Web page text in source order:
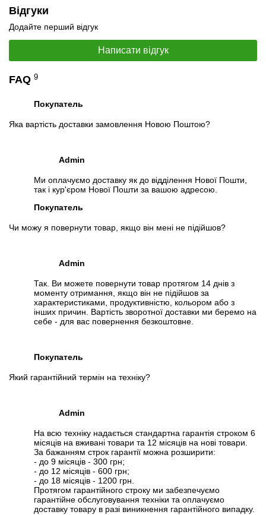
Слідкувати на Facebook
Відгуки
Додайте перший відгук
Написати відгук
FAQ 9
Покупатель
Яка вартість доставки замовлення Новою Поштою?
Admin
Ми оплачуємо доставку як до відділення Нової Пошти,
так і кур'єром Нової Пошти за вашою адресою.
Покупатель
Чи можу я повернути товар, якщо він мені не підійшов?
Admin
Так. Ви можете повернути товар протягом 14 днів з
моменту отримання, якщо він не підійшов за
характеристиками, продуктивністю, кольором або з
інших причин. Вартість зворотної доставки ми беремо на
себе - для вас повернення безкоштовне.
Покупатель
Який гарантійний термін на техніку?
Admin
На всю техніку надається стандартна гарантія строком 6
місяців на вживані товари та 12 місяців на нові товари.
За бажанням строк гарантії можна розширити:
- до 9 місяців - 300 грн;
- до 12 місяців - 600 грн;
- до 18 місяців - 1200 грн.
Протягом гарантійного строку ми забезпечуємо
гарантійне обслуговування техніки та оплачуємо
доставку товару в разі виникнення гарантійного випадку.